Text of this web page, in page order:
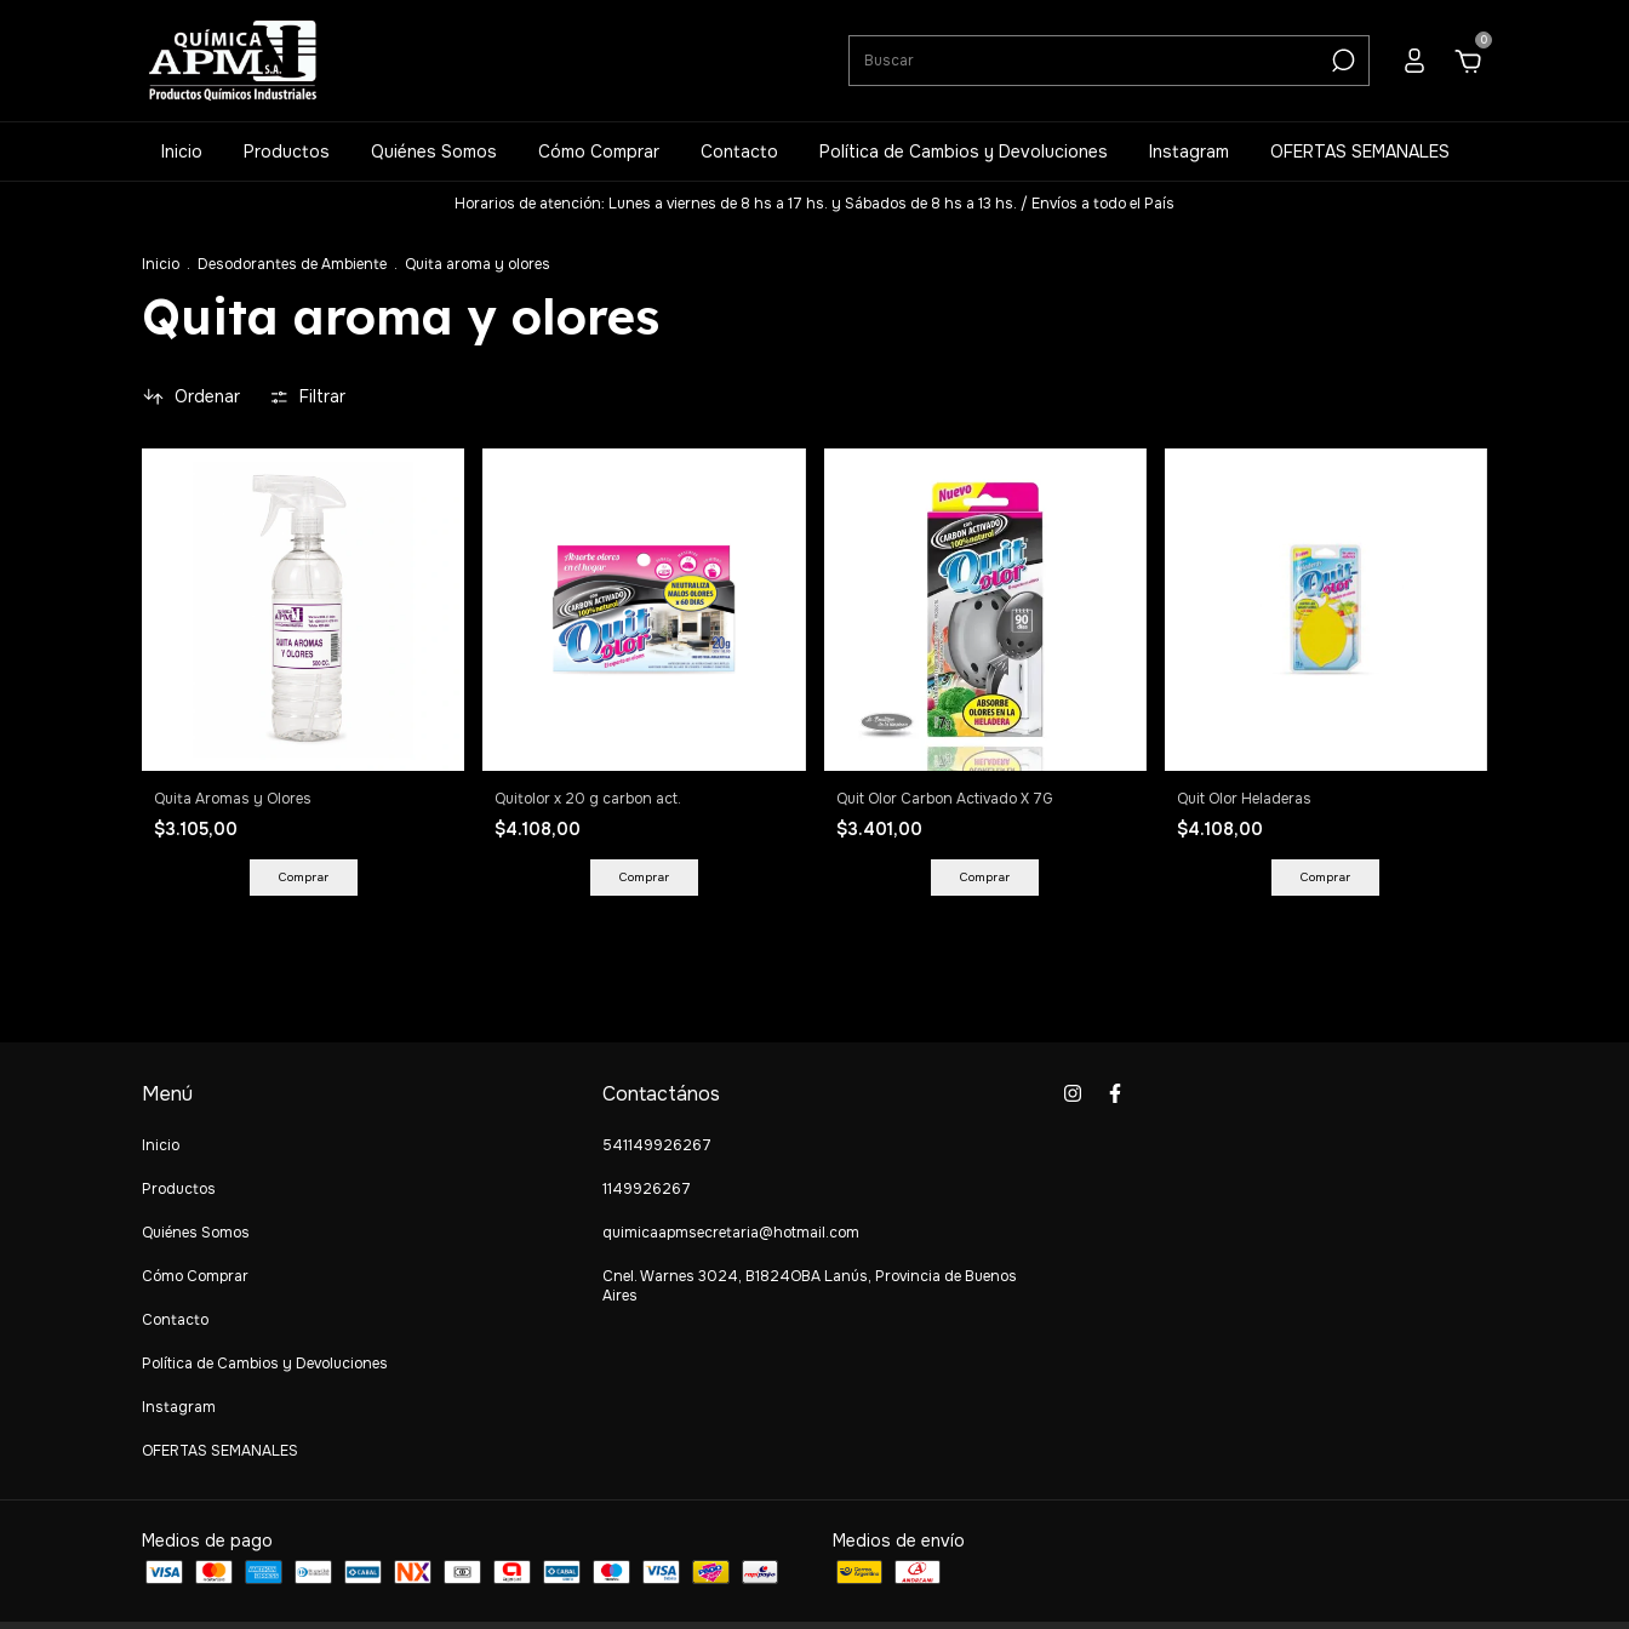
0
Inicio Productos Quiénes Somos Cómo Comprar Contacto Política de Cambios y Devoluciones Instagram OFERTAS SEMANALES
Horarios de atención: Lunes a viernes de 8 hs a 17 hs. y Sábados de 8 hs a 13 hs. / Envíos a todo el País
Inicio . Desodorantes de Ambiente . Quita aroma y olores
Quita aroma y olores
Ordenar Filtrar
Quita Aromas y Olores
$3.105,00
Comprar
Quitolor x 20 g carbon act.
$4.108,00
Quit Olor Carbon Activado X 7G
$3.401,00
Quit Olor Heladeras
$4.108,00
Menú
Inicio
Productos
Quiénes Somos
Cómo Comprar
Contacto
Política de Cambios y Devoluciones
Instagram
OFERTAS SEMANALES
Contactános
541149926267
1149926267
quimicaapmsecretaria@hotmail.com
Cnel. Warnes 3024, B1824OBA Lanús, Provincia de Buenos
Aires
Medios de pago Medios de envío